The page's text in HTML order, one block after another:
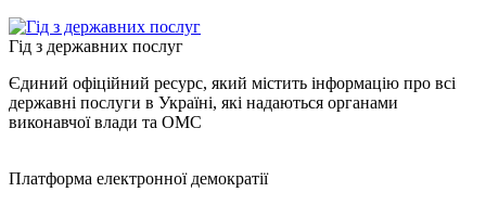
Гід з державних послуг
Єдиний офіційний ресурс, який містить інформацію про всі
державні послуги в Україні, які надаються органами
виконавчої влади та ОМС
Платформа електронної демократії